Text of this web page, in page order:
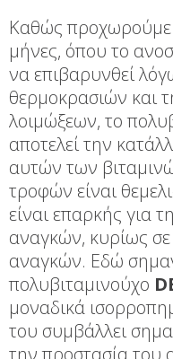
Καθώς προχωρούμε
μήνες, όπου το
να επιβαρυνθεί
θερμοκρασιών και
λοιμώξεων, το
αποτελεί την
αυτών των
τροφών είναι
είναι επαρκής για
αναγκών, κυρίως
αναγκών. Εδώ
πολυβιταμινούχο
μοναδικά
του συμβάλλει